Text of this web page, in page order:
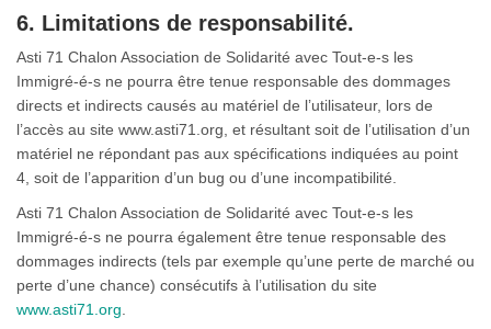
6. Limitations de responsabilité.
Asti 71 Chalon Association de Solidarité avec Tout-e-s les
Immigré-é-s ne pourra être tenue responsable des dommages
directs et indirects causés au matériel de l’utilisateur, lors de
l’accès au site www.asti71.org, et résultant soit de l’utilisation d’un
matériel ne répondant pas aux spécifications indiquées au point
4, soit de l’apparition d’un bug ou d’une incompatibilité.
Asti 71 Chalon Association de Solidarité avec Tout-e-s les
Immigré-é-s ne pourra également être tenue responsable des
dommages indirects (tels par exemple qu’une perte de marché ou
perte d’une chance) consécutifs à l’utilisation du site
www.asti71.org